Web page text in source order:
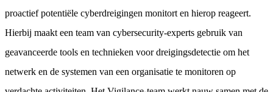
proactief potentiële cyberdreigingen monitort en hierop reageert.
Hierbij maakt een team van cybersecurity-experts gebruik van
geavanceerde tools en technieken voor dreigingsdetectie om het
netwerk en de systemen van een organisatie te monitoren op